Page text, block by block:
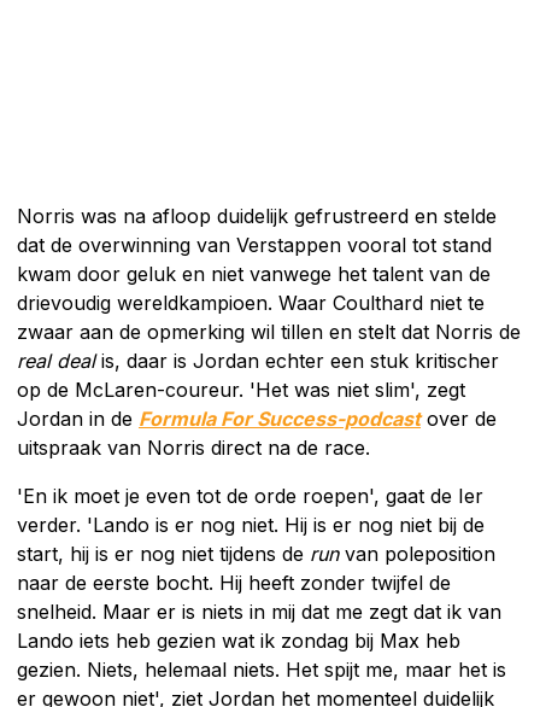
Norris was na afloop duidelijk gefrustreerd en stelde
dat de overwinning van Verstappen vooral tot stand
kwam door geluk en niet vanwege het talent van de
drievoudig wereldkampioen. Waar Coulthard niet te
zwaar aan de opmerking wil tillen en stelt dat Norris de
real dealis, daar is Jordan echter een stuk kritischer
op de McLaren-coureur. 'Het was niet slim', zegt
Jordan in de Formula For Success-podcastover de
uitspraak van Norris direct na de race.
'En ik moet je even tot de orde roepen', gaat de Ier
verder. 'Lando is er nog niet. Hij is er nog niet bij de
start, hij is er nog niet tijdens de runvan poleposition
naar de eerste bocht. Hij heeft zonder twijfel de
snelheid. Maar er is niets in mij dat me zegt dat ik van
Lando iets heb gezien wat ik zondag bij Max heb
gezien. Niets, helemaal niets. Het spijt me, maar het is
er gewoon niet', ziet Jordan het momenteel duidelijk